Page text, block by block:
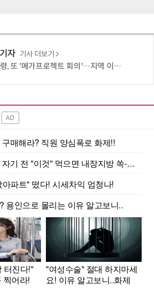
자 기사 더보기
'메가프로젝트 회의'…지역 이기주의·주 52시간제 해법 주목
AD